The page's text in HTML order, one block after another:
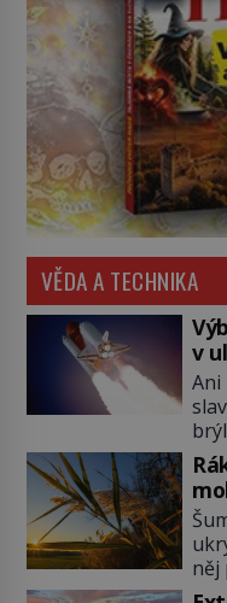
VĚDA A TECHNIKA
v
Ani
Po
z
něj